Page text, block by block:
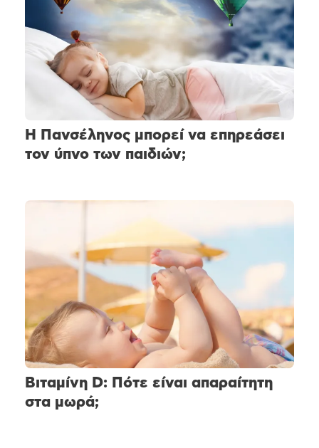
Η Πανσέληνος μπορεί να επηρεάσει
τον ύπνο των παιδιών;
Βιταμίνη D: Πότε είναι απαραίτητη
στα μωρά;